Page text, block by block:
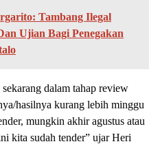
Tambang Ilegal
Ujian Bagi Penegakan
dalam tahap review
hasilnya kurang lebih minggu
mungkin akhir agustus atau
kita sudah tender” ujar Heri